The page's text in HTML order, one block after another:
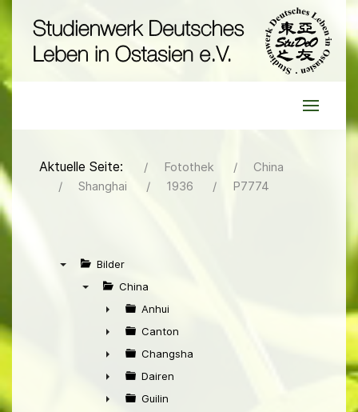
Aktuelle Seite: Fotothek
China
Shanghai
1936 P7774
Bilder
China
►
Anhui
►
Canton
►
Changsha
►
Dairen
Guilin